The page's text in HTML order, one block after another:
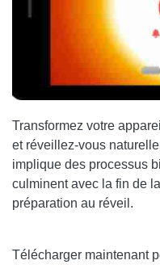
Transformez votre
et réveillez-vous
implique des processus
culminent avec la fin de
préparation au réveil.
Télécharger maintenant